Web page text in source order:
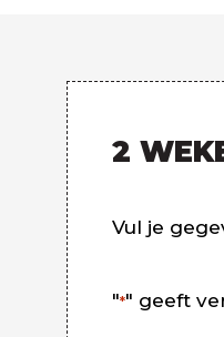
2
Vul je
"*" geeft